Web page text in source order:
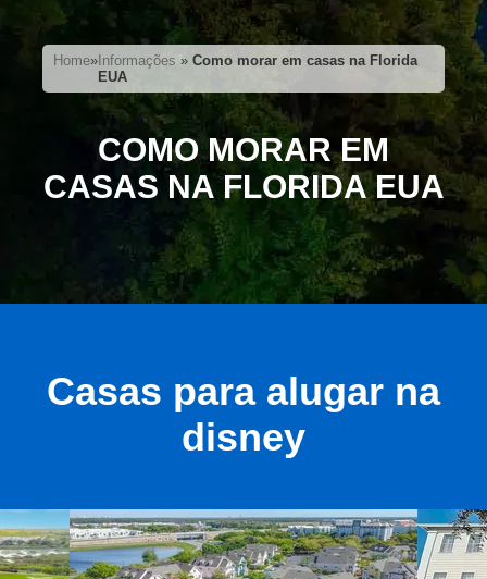
Home» Informações »Como morar em casas na Florida
EUA
COMO MORAR EM
CASAS NA FLORIDA EUA
Casas para alugar na
disney